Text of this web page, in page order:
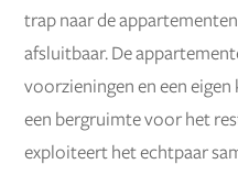
trap naar de
afsluitbaar. De
voorzieningen en een
een bergruimte voor het
exploiteert het echtpaar